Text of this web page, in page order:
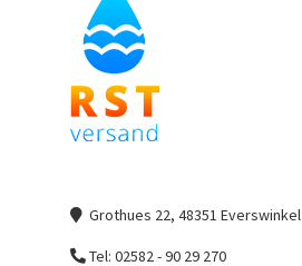
Grothues 22, 48351 Everswinkel
Tel: 02582 - 90 29 270